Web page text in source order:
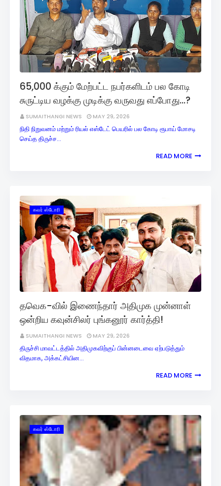
65,000 க்கும் மேற்பட்ட நபர்களிடம் பல கோடி
சுருட்டிய வழக்கு முடிக்கு வருவது எப்போது...?
SUMAITHANGI NEWS MAY 29, 2026
நிதி நிறுவனம் மற்றும் ரியல் எஸ்டேட் பெயரில் பல கோடி ரூபாய் மோசடி
செய்த திருச்ச…
READ MORE
கவர் ஸ்டோரி
தவெக-வில் இணைந்தார் அதிமுக முன்னாள்
ஒன்றிய கவுன்சிலர் புங்கனூர் கார்த்தி!
SUMAITHANGI NEWS MAY 29, 2026
திருச்சி மாவட்டத்தில் அதிமுகவிற்குப் பின்னடைவை ஏற்படுத்தும்
விதமாக, அக்கட்சியின…
READ MORE
கவர் ஸ்டோரி